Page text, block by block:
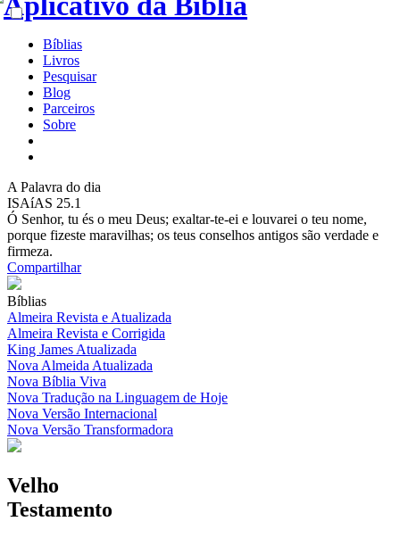
Bíblias
Livros
Pesquisar
Blog
Parceiros
Sobre
A Palavra do dia
ISAíAS 25.1
Ó Senhor, tu és o meu Deus; exaltar-te-ei e louvarei o teu nome,
porque fizeste maravilhas; os teus conselhos antigos são verdade e
firmeza.
Compartilhar
Bíblias
Almeira Revista e Atualizada
Almeira Revista e Corrigida
King James Atualizada
Nova Almeida Atualizada
Nova Bíblia Viva
Nova Tradução na Linguagem de Hoje
Nova Versão Internacional
Nova Versão Transformadora
Velho
Testamento